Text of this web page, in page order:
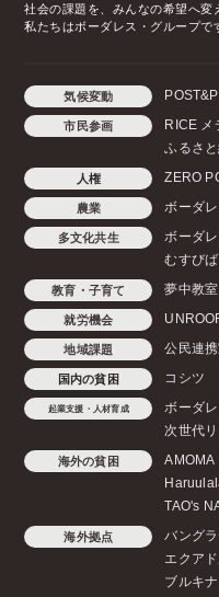
社会の課題を、みんなの希望へ変
私たちはボーダレス・グループで
気候変動
市民参画 RICE メ
ふるさ
人権 ZERO
農業 ボーダ
多文化共生 ボーダ
むすびば
教育・子育て 夢中教室
就労機会
地域課題 公民連
国内の貧困 コシツ
起業支援・人材育成
ボーダ
次世代
海外の貧困 AMOMA
TAO's
海外拠点 バング
エクア
ブルキ